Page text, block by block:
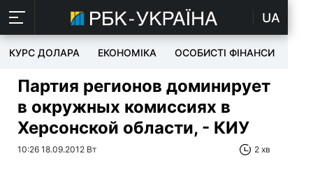
UA
КУРС ДОЛАРА ЕКОНОМІКА ОСОБИСТІ ФІНАНСИ
Партия регионов доминирует
в окружных комиссиях в
Херсонской области, - КИУ
10:26 18.09.2012 Вт 2 хв